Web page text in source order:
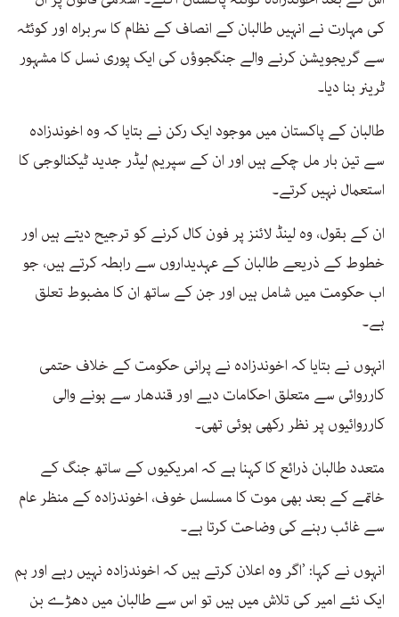
کی مہارت نے انہیں طالبان کے انصاف کے نظام کا سربراہ اور کوئٹہ
سے گریجویشن کرنے والے جنگجوؤں کی ایک پوری نسل کا مشہور
ٹرینر بنا دیا۔
طالبان کے پاکستان میں موجود ایک رکن نے بتایا کہ وہ اخوندزادہ
سے تین بار مل چکے ہیں اور ان کے سپریم لیڈر جدید ٹیکنالوجی کا
استعمال نہیں کرتے۔
ان کے بقول، وہ لینڈ لائنز پر فون کال کرنے کو ترجیح دیتے ہیں اور
خطوط کے ذریعے طالبان کے عہدیداروں سے رابطہ کرتے ہیں، جو
اب حکومت میں شامل ہیں اور جن کے ساتھ ان کا مضبوط تعلق
ہے۔
انہوں نے بتایا کہ اخوندزادہ نے پرانی حکومت کے خلاف حتمی
کارروائی سے متعلق احکامات دیے اور قندھار سے ہونے والی
کارروائیوں پر نظر رکھی ہوئی تھی۔
متعدد طالبان ذرائع کا کہنا ہے کہ امریکیوں کے ساتھ جنگ کے
خاتمے کے بعد بھی موت کا مسلسل خوف، اخوندزادہ کے منظر عام
سے غائب رہنے کی وضاحت کرتا ہے۔
انہوں نے کہا: ’اگر وہ اعلان کرتے ہیں کہ اخوندزادہ نہیں رہے اور ہم
ایک نئے امیر کی تلاش میں ہیں تو اس سے طالبان میں دھڑے بن